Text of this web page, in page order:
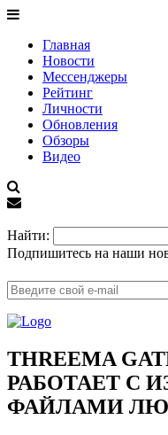
Главная
Новости
Мессенджеры
Рейтинг
Личности
Обновления
Обзоры
Видео
Найти:
Подпишитесь на наши
THREEMA
РАБОТАЕТ С
ФАЙЛАМИ